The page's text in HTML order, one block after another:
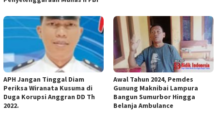
APH Jangan Tinggal Diam
Periksa Wiranata Kusuma di
Duga Korupsi Anggran DD Th
2022.
Awal Tahun 2024, Pemdes
Gunung Maknibai Lampura
Bangun Sumurbor Hingga
Belanja Ambulance